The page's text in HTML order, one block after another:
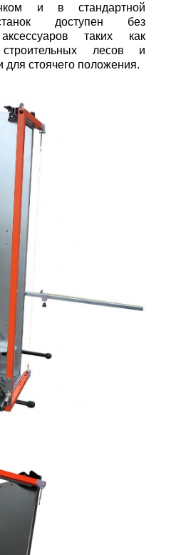
и в стандартной
доступен без
таких как
лесов и
для стоячего положения.